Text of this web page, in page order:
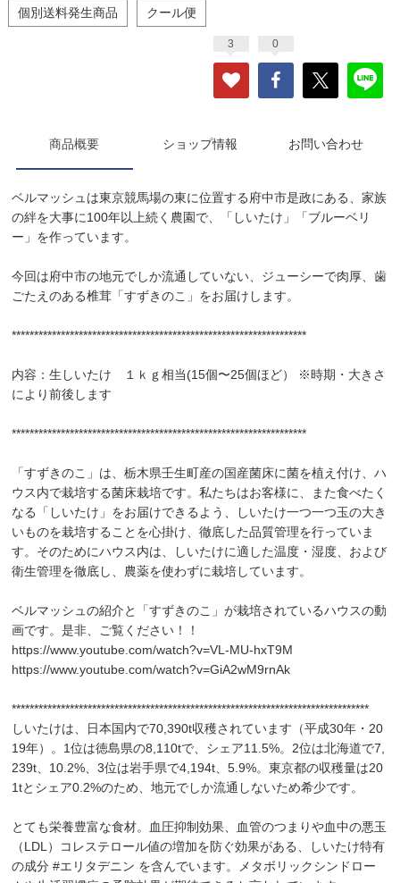
個別送料発生商品 クール便
3 0
商品概要 ショップ情報 お問い合わせ
ベルマッシュは東京競馬場の東に位置する府中市是政にある、家族
の絆を大事に100年以上続く農園で、「しいたけ」「ブルーベリ
ー」を作っています。
今回は府中市の地元でしか流通していない、ジューシーで肉厚、歯
ごたえのある椎茸「すずきのこ」をお届けします。
******************************************************************
内容：生しいたけ １ｋｇ相当(15個〜25個ほど） ※時期・大きさ
により前後します
******************************************************************
「すずきのこ」は、栃木県壬生町産の国産菌床に菌を植え付け、ハ
ウス内で栽培する菌床栽培です。私たちはお客様に、また食べたく
なる「しいたけ」をお届けできるよう、しいたけ一つ一つ玉の大き
いものを栽培することを心掛け、徹底した品質管理を行っていま
す。そのためにハウス内は、しいたけに適した温度・湿度、および
衛生管理を徹底し、農薬を使わずに栽培しています。
ベルマッシュの紹介と「すずきのこ」が栽培されているハウスの動
画です。是非、ご覧ください！！
https://www.youtube.com/watch?v=VL-MU-hxT9M
https://www.youtube.com/watch?v=GiA2wM9rnAk
********************************************************************************
しいたけは、日本国内で70,390t収穫されています（平成30年・20
19年）。1位は徳島県の8,110tで、シェア11.5%。2位は北海道で7,
239t、10.2%、3位は岩手県で4,194t、5.9%。東京都の収穫量は20
1tとシェア0.2%のため、地元でしか流通しないため希少です。
とても栄養豊富な食材。血圧抑制効果、血管のつまりや血中の悪玉
（LDL）コレステロール値の増加を防ぐ効果がある、しいたけ特有
の成分 #エリタデニン を含んでいます。メタボリックシンドロー